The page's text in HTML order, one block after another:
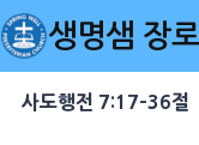
Skip
to
content
생명샘 장
사도행전 7:17-36절